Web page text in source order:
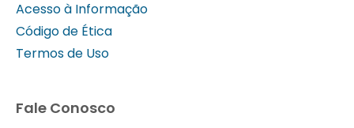
Acesso à Informação
Código de Ética
Termos de Uso
Fale Conosco